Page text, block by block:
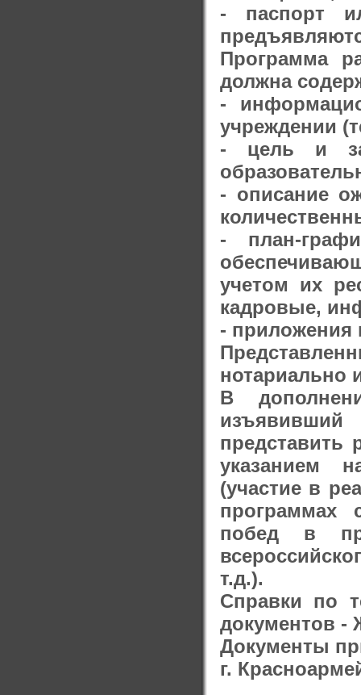
- паспорт
Программа
должна
-
учреждении
- цель и
- описание
- план-
учетом их
кадровые,
- приложения
нотариально
В
представить
указанием
(участие в
программах
побед в
т.д.).
Справки по
документов -
Документы
г.